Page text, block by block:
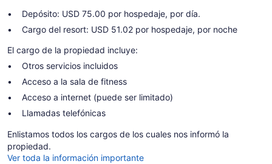
Depósito: USD 75.00 por hospedaje, por día.
Cargo del resort: USD 51.02 por hospedaje, por noche
El cargo de la propiedad incluye:
Otros servicios incluidos
Acceso a la sala de fitness
Acceso a internet (puede ser limitado)
Llamadas telefónicas
Enlistamos todos los cargos de los cuales nos informó la
propiedad.
Ver toda la información importante